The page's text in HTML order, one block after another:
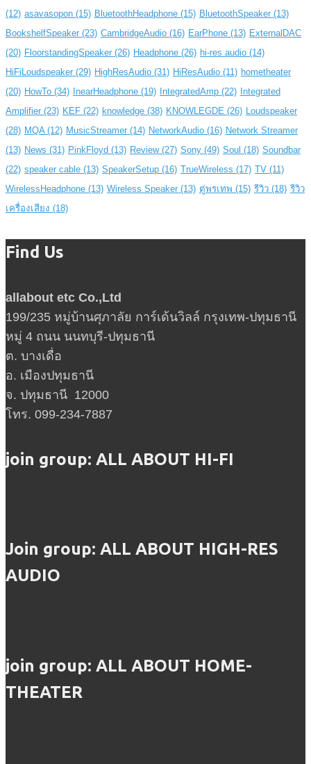
(12) asavasopon (15) BluetoothHeadphone (15) BluetoothSpeaker (13)
BookshelfSpeaker (23) CambridgeAudio (16) EarPhone (13) ExternalDAC
(20) FloorstandingSpeaker (26) Headphone (26) hi-res audio (14)
HiFiLoudspeaker (29) HighResAudio (31) HiResAudio (11) hometheater
(20) HowTo (34) InearHeadphone (19) IntegratedAmp (22)
Integrated
Amplifier (23) KEF (22) knowledge (38) KNOWLEGDE (26)
Loudspeaker
(28) MQA (12) MusicStreamer (14) NetworkAudio (16) Network Streamer
(13) News (31) PinkFloyd (13) Review(27) Sony (49) Soul (18) Soundbar
(22) speaker cable (13) SpeakerSetup (16) TrueWireless (17) TV (11)
WirelessHeadphone (13) Wireless Speaker (13) ตู่พรเทพ (15) รีวิว (18) รีวิว
เครื่องเสียง (18)
Find Us
allabout etc Co.,Ltd
199/235 หมู่บ้านศุภาลัย การ์เด้นวิลล์ กรุงเทพ-ปทุมธานี
หมู่ 4 ถนน นนทบุรี-ปทุมธานี
ต. บางเดื่อ
อ. เมืองปทุมธานี
จ. ปทุมธานี 12000
โทร. 099-234-7887
join group: ALL ABOUT HI-FI
Join group: ALL ABOUT HIGH-RES
AUDIO
join group: ALL ABOUT HOME-
THEATER